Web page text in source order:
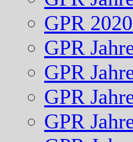
GPR
GPR
GPR
GPR
GPR